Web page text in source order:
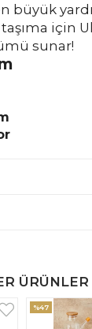
büyük
için
sunar!
ÜRÜNLER
%47